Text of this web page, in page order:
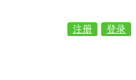
登录
注册